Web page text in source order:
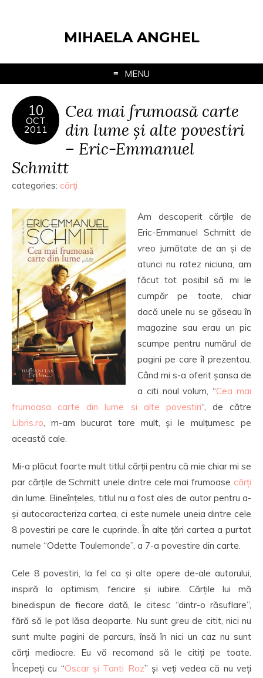
MIHAELA ANGHEL
MENU
10
OCT
2011
Cea mai frumoasă carte
din lume și alte povestiri
– Eric-Emmanuel
Schmitt
categories: cărţi
Am descoperit cărțile de
Eric-Emmanuel Schmitt de
vreo jumătate de an și de
atunci nu ratez niciuna, am
făcut tot posibil să mi le
cumpăr pe toate, chiar
dacă unele nu se găseau în
magazine sau erau un pic
scumpe pentru numărul de
pagini pe care îl prezentau.
Când mi s-a oferit șansa de
a citi noul volum, “Cea mai
frumoasa carte din lume si alte povestiri“, de către
Libris.ro, m-am bucurat tare mult, și le mulțumesc pe
această cale.
Mi-a plăcut foarte mult titlul cărții pentru că mie chiar mi se
par cărțile de Schmitt unele dintre cele mai frumoase cărți
din lume. Bineînțeles, titlul nu a fost ales de autor pentru a-
și autocaracteriza cartea, ci este numele uneia dintre cele
8 povestiri pe care le cuprinde. În alte țări cartea a purtat
numele “Odette Toulemonde”, a 7-a povestire din carte.
Cele 8 povestiri, la fel ca și alte opere de-ale autorului,
inspiră la optimism, fericire și iubire. Cărțile lui mă
binedispun de fiecare dată, le citesc “dintr-o răsuflare”,
fără să le pot lăsa deoparte. Nu sunt greu de citit, nici nu
sunt multe pagini de parcurs, însă în nici un caz nu sunt
cărți mediocre. Eu vă recomand să le citiți pe toate.
Începeți cu “Oscar și Tanti Roz” și veți vedea că nu veți